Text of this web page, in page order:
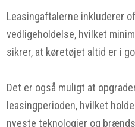
Leasingaftalerne inkluderer
vedligeholdelse, hvilket
sikrer, at køretøjet altid er i
Det er også muligt at
leasingperioden, hvilket
nyeste teknologier og